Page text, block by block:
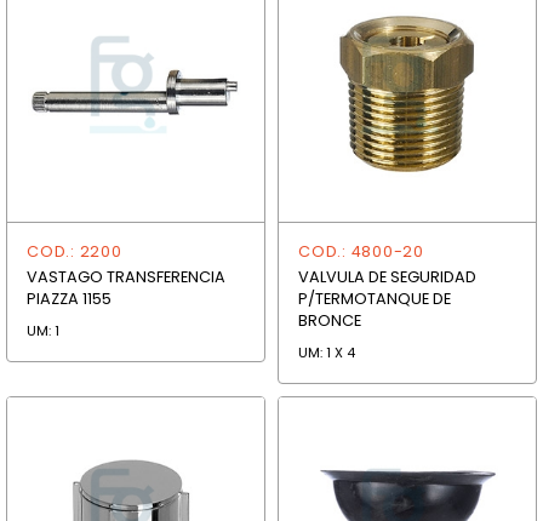
COD.: 2200
VASTAGO TRANSFERENCIA
PIAZZA 1155
UM: 1
COD.: 4800-20
VALVULA DE SEGURIDAD
P/TERMOTANQUE DE
BRONCE
UM: 1 X 4